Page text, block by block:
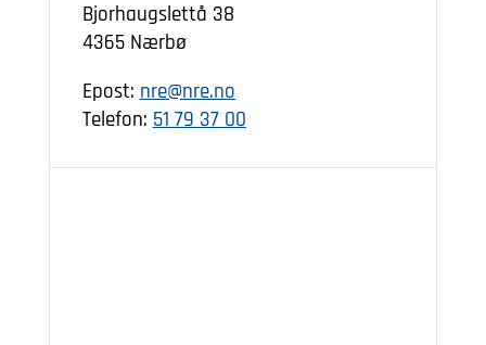
Bjorhaugslettå 38
4365 Nærbø
Epost:nre@nre.no
Telefon:51 79 37 00